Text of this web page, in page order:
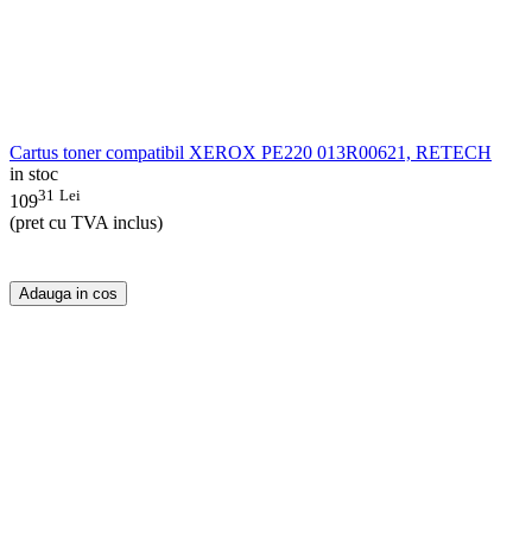
Cartus toner compatibil XEROX PE220 013R00621, RETECH
in stoc
10931 Lei
(pret cu TVA inclus)
Adauga in cos